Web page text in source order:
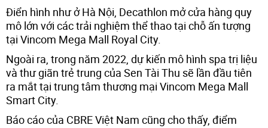
Điển hình như ở Hà Nội, Decathlon mở cửa hàng quy
mô lớn với các trải nghiệm thể thao tại chỗ ấn tượng
tại Vincom Mega Mall Royal City.
Ngoài ra, trong năm 2022, dự kiến mô hình spa trị liệu
và thư giãn trẻ trung của Sen Tài Thu sẽ lần đầu tiên
ra mắt tại trung tâm thương mại Vincom Mega Mall
Smart City.
Báo cáo của CBRE Việt Nam cũng cho thấy, điểm